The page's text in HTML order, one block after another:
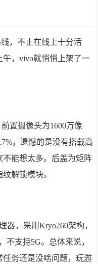
，不止在线上十分活
，vivo就悄悄上架了一
置摄像头为1600万像
，遗憾的是没有搭载高
能想太多。后盖为矩阵
解锁模块。
器，采用Kryo260架构，
不支持5G。总体来说，
务还是没啥问题，玩游